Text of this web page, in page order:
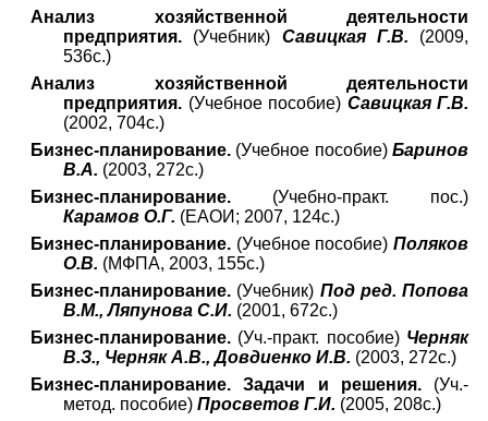
Анализ хозяйственной деятельности
предприятия. (Учебник) Савицкая Г.В. (2009,
536с.)
Анализ хозяйственной деятельности
предприятия. (Учебное пособие) Савицкая Г.В.
(2002, 704с.)
Бизнес-планирование. (Учебное пособие) Баринов
В.А. (2003, 272с.)
Бизнес-планирование. (Учебно-практ. пос.)
Карамов О.Г. (ЕАОИ; 2007, 124с.)
Бизнес-планирование. (Учебное пособие) Поляков
О.В. (МФПА, 2003, 155с.)
Бизнес-планирование. (Учебник) Под ред. Попова
В.М., Ляпунова С.И. (2001, 672с.)
Бизнес-планирование. (Уч.-практ. пособие) Черняк
В.З., Черняк А.В., Довдиенко И.В. (2003, 272с.)
Бизнес-планирование. Задачи и решения.(Уч.-
метод. пособие) Просветов Г.И. (2005, 208с.)